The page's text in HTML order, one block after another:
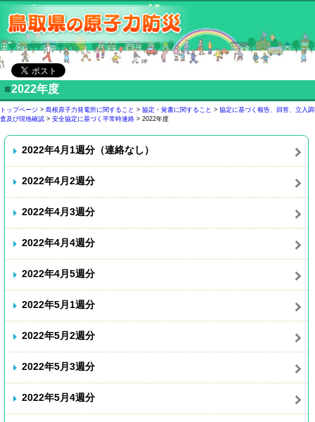
■2022年度
トップページ > 島根原子力発電所に関すること > 協定・覚書に関すること > 協定に基づく報告、回答、立入調
査及び現地確認 > 安全協定に基づく平常時連絡 > 2022年度
2022年4月1週分（連絡なし）
2022年4月2週分
2022年4月3週分
2022年4月4週分
2022年4月5週分
2022年5月1週分
2022年5月2週分
2022年5月3週分
2022年5月4週分